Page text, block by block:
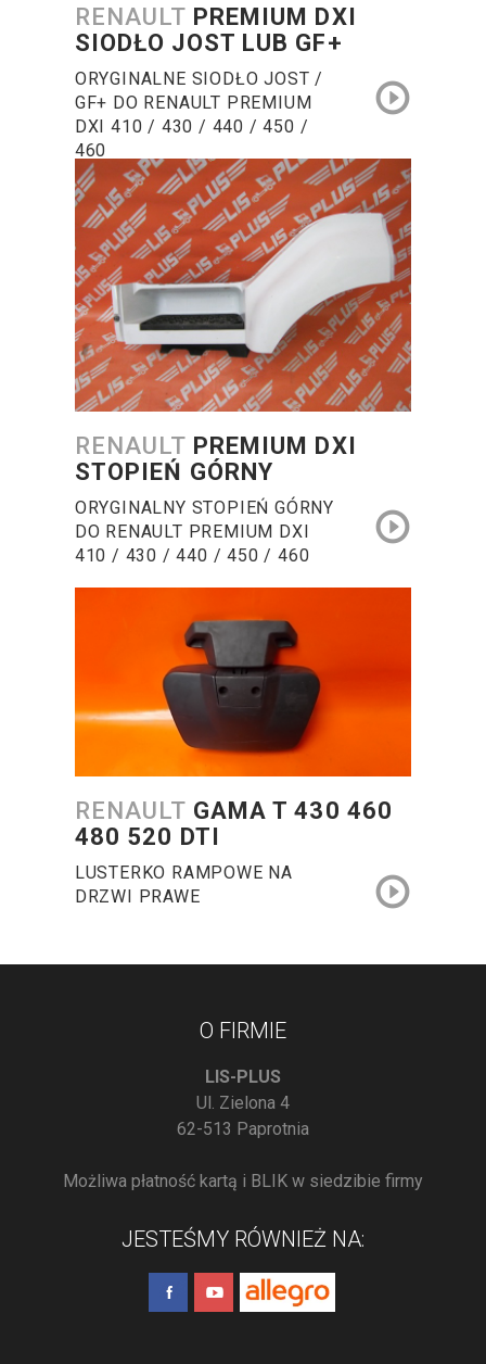
RENAULT PREMIUM DXI
SIODŁO JOST LUB GF+
ORYGINALNE SIODŁO JOST /
GF+ DO RENAULT PREMIUM
DXI 410 / 430 / 440 / 450 /
460
RENAULT PREMIUM DXI
STOPIEŃ GÓRNY
ORYGINALNY STOPIEŃ GÓRNY
DO RENAULT PREMIUM DXI
410 / 430 / 440 / 450 / 460
RENAULT GAMA T 430 460
480 520 DTI
LUSTERKO RAMPOWE NA
DRZWI PRAWE
O FIRMIE
LIS-PLUS
Ul. Zielona 4
62-513 Paprotnia
Możliwa płatność kartą i BLIK w siedzibie firmy
JESTEŚMY RÓWNIEŻ NA: